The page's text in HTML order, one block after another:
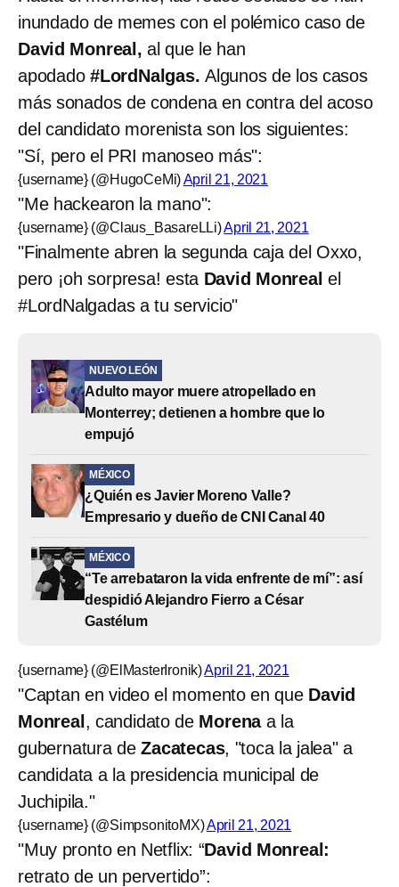
inundado de memes con el polémico caso de
David Monreal, al que le han
apodado#LordNalgas.Algunos de los casos
más sonados de condena en contra del acoso
del candidato morenista son los siguientes:
"Sí, pero el PRI manoseo más":
{username} (@HugoCeMi)April 21, 2021
"Me hackearon la mano":
{username} (@Claus_BasareLLi)April 21, 2021
"Finalmente abren la segunda caja del Oxxo,
pero ¡oh sorpresa! esta David Monrealel
#LordNalgadas a tu servicio"
NUEVO LEÓN
Adulto mayor muere atropellado en
Monterrey; detienen a hombre que lo
empujó
MÉXICO
¿Quién es Javier Moreno Valle?
Empresario y dueño de CNI Canal 40
MÉXICO
“Te arrebataron la vida enfrente de mí”: así
despidió Alejandro Fierro a César
Gastélum
{username} (@ElMasterIronik)April 21, 2021
"Captan en video el momento en que David
Monreal , candidato de Morenaa la
gubernatura deZacatecas, "toca la jalea" a
candidata a la presidencia municipal de
Juchipila."
{username} (@SimpsonitoMX)April 21, 2021
"Muy pronto en Netflix: “David Monreal:
retrato de un pervertido”: